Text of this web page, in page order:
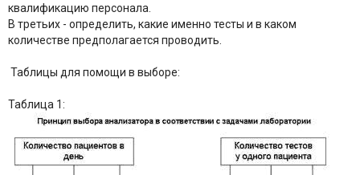
квалификацию персонала.
В третьих - определить, какие именно тесты и в каком
количестве предполагается проводить.
Таблицы для помощи в выборе:
Таблица 1: